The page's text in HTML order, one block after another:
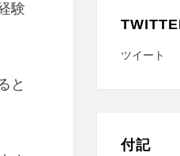
験
と
ツイート
付記